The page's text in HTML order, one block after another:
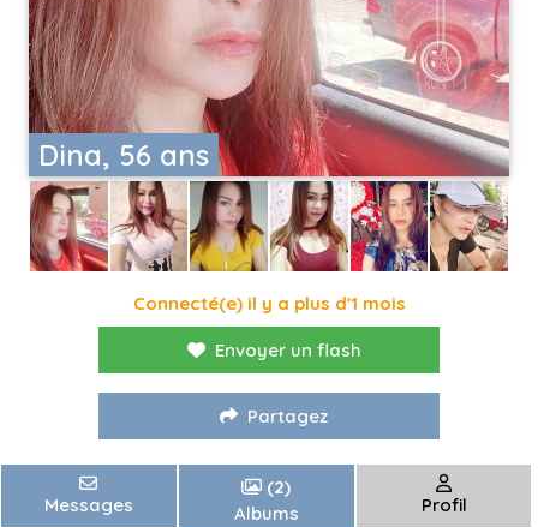
Dina, 56 ans
Connecté(e) il y a plus d'1 mois
Envoyer un flash
Partagez
Messages
(2)
Albums
Profil